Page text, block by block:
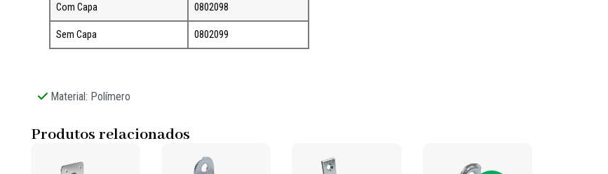
Com Capa 0802098
Sem Capa 0802099
Material: Polímero
Produtos relacionados